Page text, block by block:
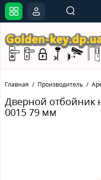
Главная Производитель
Дверной отбойник
0015 79 мм